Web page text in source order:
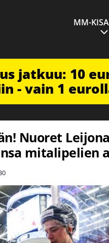
MM-
jatkuu: 10
- vain 1
Nuoret
mitalipelien